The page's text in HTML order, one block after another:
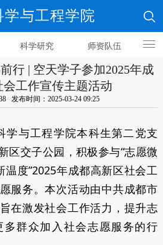
学与工程学院
科学研究 师资队伍
行 | 空天学子参加2025年成
工作宣传主题活动
发布时间：2025-03-24 09:25